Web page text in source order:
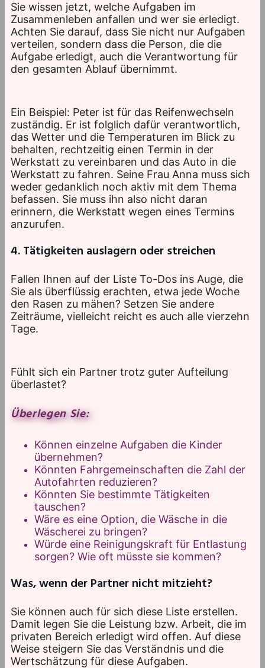
Sie wissen jetzt, welche Aufgaben im
Zusammenleben anfallen und wer sie erledigt.
Achten Sie darauf, dass Sie nicht nur Aufgaben
verteilen, sondern dass die Person, die die
Aufgabe erledigt, auch die Verantwortung für
den gesamten Ablauf übernimmt.
Ein Beispiel: Peter ist für das Reifenwechseln
zuständig. Er ist folglich dafür verantwortlich,
das Wetter und die Temperaturen im Blick zu
behalten, rechtzeitig einen Termin in der
Werkstatt zu vereinbaren und das Auto in die
Werkstatt zu fahren. Seine Frau Anna muss sich
weder gedanklich noch aktiv mit dem Thema
befassen. Sie muss ihn also nicht daran
erinnern, die Werkstatt wegen eines Termins
anzurufen.
4. Tätigkeiten auslagern oder streichen
Fallen Ihnen auf der Liste To-Dos ins Auge, die
Sie als überflüssig erachten, etwa jede Woche
den Rasen zu mähen? Setzen Sie andere
Zeiträume, vielleicht reicht es auch alle vierzehn
Tage.
Fühlt sich ein Partner trotz guter Aufteilung
überlastet?
Überlegen Sie:
Können einzelne Aufgaben die Kinder
übernehmen?
Könnten Fahrgemeinschaften die Zahl der
Autofahrten reduzieren?
Könnten Sie bestimmte Tätigkeiten
tauschen?
Wäre es eine Option, die Wäsche in die
Wäscherei zu bringen?
Würde eine Reinigungskraft für Entlastung
sorgen? Wie oft müsste sie kommen?
Was, wenn der Partner nicht mitzieht?
Sie können auch für sich diese Liste erstellen.
Damit legen Sie die Leistung bzw. Arbeit, die im
privaten Bereich erledigt wird offen. Auf diese
Weise steigern Sie das Verständnis und die
Wertschätzung für diese Aufgaben.